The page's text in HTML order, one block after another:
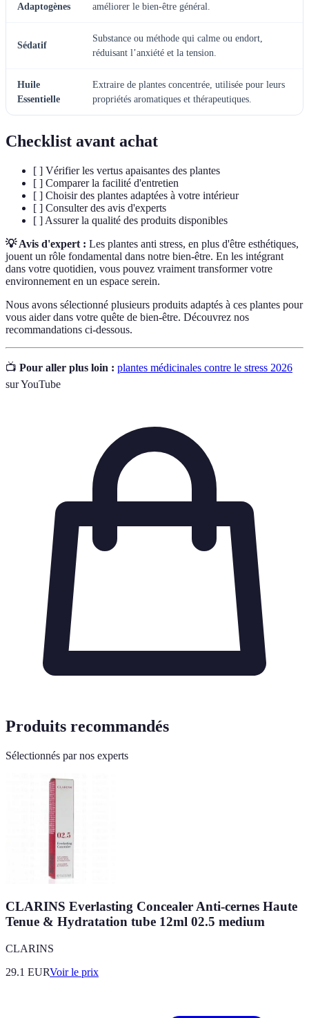
Adaptogènes
améliorer le bien-être général.
Sédatif
Substance ou méthode qui calme ou endort,
réduisant l’anxiété et la tension.
Huile
Essentielle
Extraire de plantes concentrée, utilisée pour leurs
propriétés aromatiques et thérapeutiques.
Checklist avant achat
[ ] Vérifier les vertus apaisantes des plantes
[ ] Comparer la facilité d'entretien
[ ] Choisir des plantes adaptées à votre intérieur
[ ] Consulter des avis d'experts
[ ] Assurer la qualité des produits disponibles
💡 Avis d'expert : Les plantes anti stress, en plus d'être esthétiques,
jouent un rôle fondamental dans notre bien-être. En les intégrant
dans votre quotidien, vous pouvez vraiment transformer votre
environnement en un espace serein.
Nous avons sélectionné plusieurs produits adaptés à ces plantes pour
vous aider dans votre quête de bien-être. Découvrez nos
recommandations ci-dessous.
📺 Pour aller plus loin : plantes médicinales contre le stress 2026
sur YouTube
Produits recommandés
Sélectionnés par nos experts
CLARINS Everlasting Concealer Anti-cernes Haute
Tenue & Hydratation tube 12ml 02.5 medium
CLARINS
29.1 EURVoir le prix